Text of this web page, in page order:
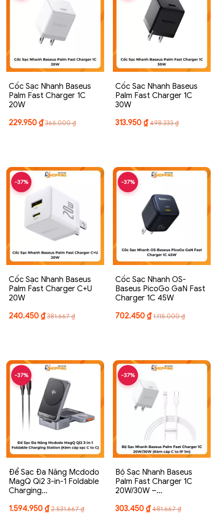
Cốc Sạc Nhanh Baseus
Palm Fast Charger 1C
20W
229.950 ₫365.000₫
Cốc Sạc Nhanh Baseus
Palm Fast Charger 1C
30W
313.950₫498.333₫
-37%
Cốc Sạc Nhanh Baseus
Palm Fast Charger C+U
20W
240.450 ₫381.667₫
-37%
Cốc Sạc Nhanh OS-
Baseus PicoGo GaN Fast
Charger 1C 45W
702.450₫1.115.000₫
-37%
Để Sạc Đa Năng Mcdodo
MagQ Qi2 3-in-1 Foldable
Charging…
1.594.950 ₫2.531.667₫
-37%
Bộ Sạc Nhanh Baseus
Palm Fast Charger 1C
20W/30W –…
303.450₫481.667₫